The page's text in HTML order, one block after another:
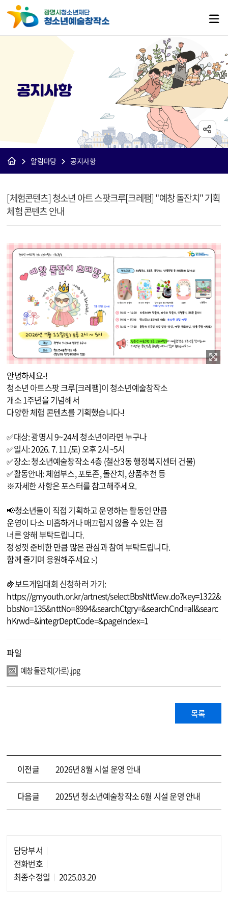
공지사항
알림마당 공지사항
[체험콘텐츠] 청소년 아트 스팟크루[크레팸] "예창 돌잔치" 기획
체험 콘텐츠 안내
이미지 확대보기
안녕하세요-!
청소년 아트스팟 크루[크레팸]이 청소년예술창작소
개소 1주년을 기념해서
다양한 체험 콘텐츠를 기획했습니다-!
✅대상: 광명시 9~24세 청소년이라면 누구나
✅일시: 2026. 7. 11.(토) 오후 2시~5시
✅장소: 청소년예술창작소 4층 (철산3동 행정복지센터 건물)
✅활동안내: 체험부스, 포토존, 돌잔치, 상품추천 등
※자세한 사항은 포스터를 참고해주세요.
📢청소년들이 직접 기획하고 운영하는 활동인 만큼
운영이 다소 미흡하거나 매끄럽지 않을 수 있는 점
너른 양해 부탁드립니다.
정성껏 준비한 만큼 많은 관심과 참여 부탁드립니다.
함께 즐기며 응원해주세요 :-)
🍇보드게임대회 신청하러 가기:
https://gmyouth.or.kr/artnest/selectBbsNttView.do?key=1322&
bbsNo=135&nttNo=8994&searchCtgry=&searchCnd=all&searc
hKrwd=&integrDeptCode=&pageIndex=1
파일
예창 돌잔치(가로).jpg
목록
이전글 2026년 8월 시설 운영 안내
다음글 2025년 청소년예술창작소 6월 시설 운영 안내
담당부서
전화번호
최종수정일
2025.03.20